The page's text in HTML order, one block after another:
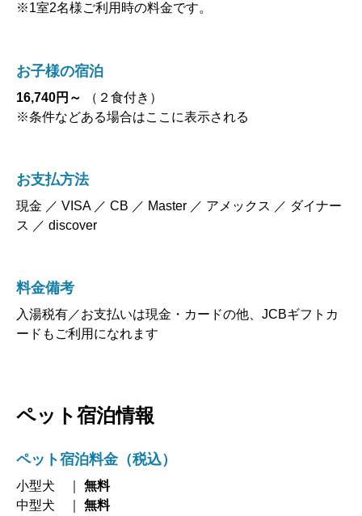
※1室2名様ご利用時の料金です。
お子様の宿泊
16,740円～
（２食付き）
※条件などある場合はここに表示される
お支払方法
現金 ／ VISA ／ CB ／ Master ／ アメックス ／ ダイナー
ス ／ discover
料金備考
入湯税有／お支払いは現金・カードの他、JCBギフトカ
ードもご利用になれます
ペット宿泊情報
ペット宿泊料金（税込）
小型犬 ｜ 無料
中型犬 ｜ 無料